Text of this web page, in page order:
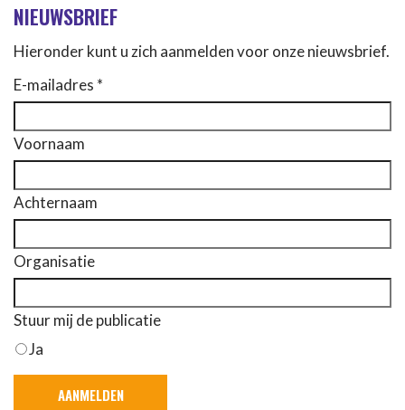
NIEUWSBRIEF
Hieronder kunt u zich aanmelden voor onze nieuwsbrief.
E-mailadres *
Voornaam
Achternaam
Organisatie
Stuur mij de publicatie
Ja